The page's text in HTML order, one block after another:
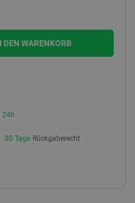
DEN WARENKORB
24h
30 Tage Rückgaberecht